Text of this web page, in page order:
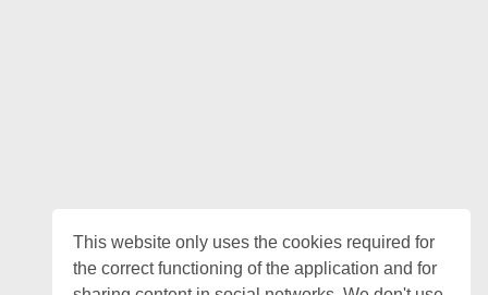
This website only uses the cookies required for
the correct functioning of the application and for